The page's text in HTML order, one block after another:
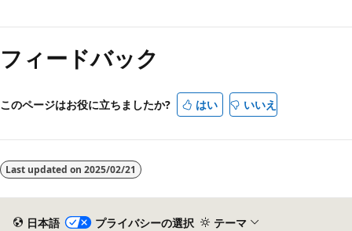
フィードバック
このページはお役に立ちましたか? はい いいえ
Last updated on 2025/02/21
日本語 プライバシーの選択 テーマ